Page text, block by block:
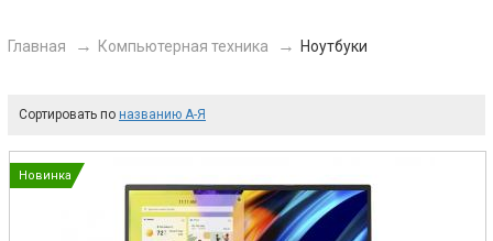
Главная Компьютерная техника Ноутбуки
Сортировать по названию А-Я
Новинка